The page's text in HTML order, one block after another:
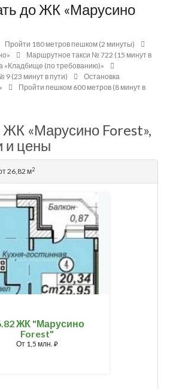
до ЖК «Марусино
Пройти 180 метров пешком (2 минуты)
Маршрутное такси № 722 (15 минут в
«Кладбище (по требованию)»
(23 минут в пути)
Остановка
Пройти пешком 600 метров (8 минут в
ЖК «Марусино Forest»,
и цены
26,82 м2
ЖК "Марусино
Forest"
От 1,5 млн. ⃏